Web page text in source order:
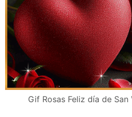
Gif Rosas Feliz día de